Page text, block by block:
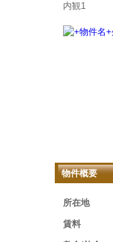
内観1
物件概要
所在地
賃料